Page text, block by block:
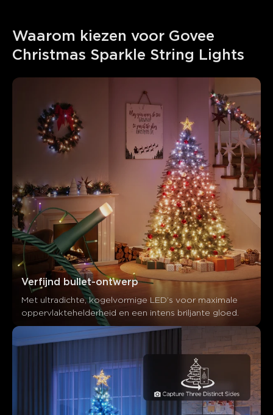
Waarom kiezen voor Govee
Christmas Sparkle String Lights
Verfijnd bullet-ontwerp
Met ultradichte, kogelvormige LED’s voor maximale
oppervlaktehelderheid en een intens briljante gloed.
Wat klanten zeggen
Product quality Customization options
Klanten vermelden Negatief
Samenvatting：
AI-gegenereerd uit de tekst van klantbeoordelingen